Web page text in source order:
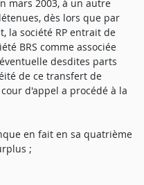
mars 2003, à un autre
dès lors que par
la société RP entrait de
BRS comme associée
desdites parts
de ce transfert de
d'appel a procédé à la
en fait en sa quatrième
;